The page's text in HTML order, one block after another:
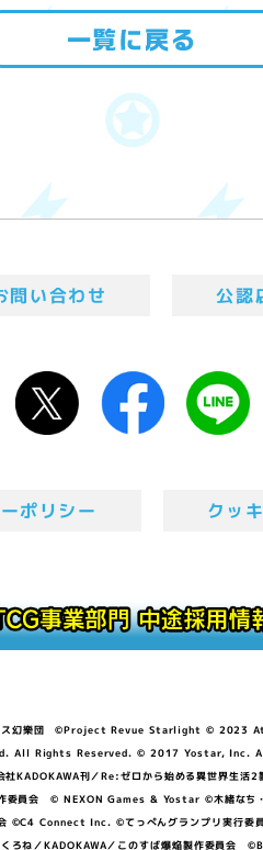
問い合わせ 公認
ポリシー クッ
幻樂団 ©Project Revue Starlight ©
All Rights Reserved. © 2017
刊／Re:ゼロから始める異世界生活
© NEXON Games & Yostar ©木緒なち・
Connect Inc. ©てっぺんグランプリ実行
ろね／KADOKAWA／このすば爆焔製作